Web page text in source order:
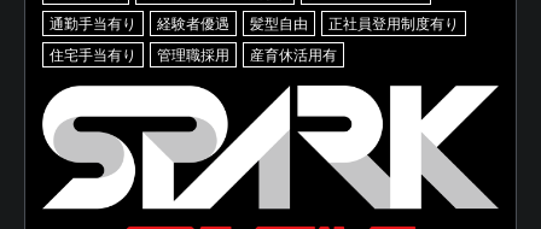
通勤手当有り
経験者優遇 髪型自由
正社員登用制度有り
住宅手当有り
管理職採用 産育休活用有